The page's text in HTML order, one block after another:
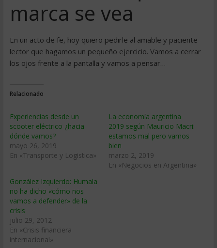
marca se vea
En un acto de fe, hoy quiero pedirle al amable y paciente
lector que hagamos un pequeño ejercicio. Vamos a cerrar
los ojos frente a la pantalla y vamos a pensar…
Relacionado
Experiencias desde un
scooter eléctrico ¿hacia
dónde vamos?
mayo 26, 2019
En «Transporte y Logistica»
La economía argentina
2019 según Mauricio Macri:
estamos mal pero vamos
bien
marzo 2, 2019
En «Negocios en Argentina»
González Izquierdo: Humala
no ha dicho «cómo nos
vamos a defender» de la
crisis
julio 29, 2012
En «Crisis financiera
internacional»